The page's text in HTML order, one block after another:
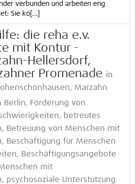
verbunden und arbeiten eng
Sie kö[...]
die reha e.v.
mit Kontur -
Hellersdorf,
Promenade in
Marzahn
Berlin, Förderung von
betreutes
Betreuung von Menschen mit
Beschäftigung für Menschen
Beschäftigungsangebote
mit
psychosoziale Unterstützung